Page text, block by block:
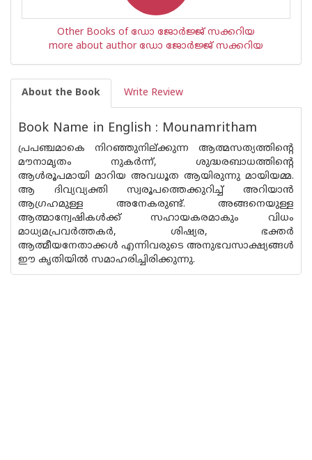
Other Books of ഡോ ജോര്‍ജ്ജ് സക്കറിയ
more about author ഡോ ജോര്‍ജ്ജ് സക്കറിയ
About the Book Write Review
Book Name in English : Mounamritham
പ്രപഞ്ചമാകെ നിറഞ്ഞുനില്ക്കുന്ന ആത്മസത്യത്തിൻ്റെ
മൗനാമൃതം നുകർന്ന്, ശുദ്ധരബാധത്തിൻ്റെ
ആൾരൂപമായി മാറിയ അവധൂത ആയിരുന്നു മായിയമ്മ.
ആ ദിവ്യവ്യക്തി സ്വരൂപത്തെക്കുറിച്ച് അറിയാൻ
ആഗ്രഹമുള്ള അനേകരുണ്ട്. അങ്ങനെയുള്ള
ആത്മാന്വേഷികൾക്ക് സഹായകരമാകും വിധം
മാധ്യമപ്രവർത്തകർ, ശിഷ്യര, ഭക്തർ
ആത്മീയനേതാക്കൾ എന്നിവരുടെ അനുഭവസാക്ഷ്യങ്ങൾ
ഈ കൃതിയിൽ സമാഹരിച്ചിരിക്കുന്നു.